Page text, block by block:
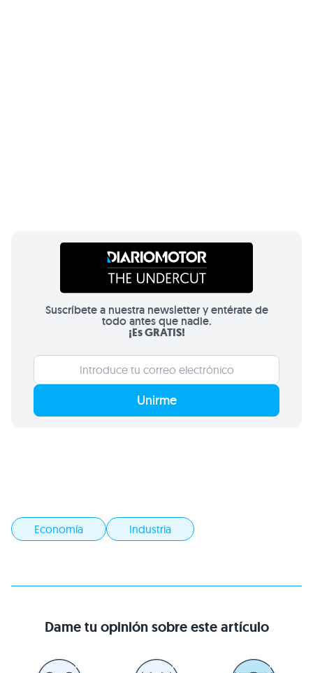
Suscríbete a nuestra newsletter y entérate de
todo antes que nadie.
¡Es GRATIS!
Unirme
Economía Industria
Dame tu opinión sobre este artículo